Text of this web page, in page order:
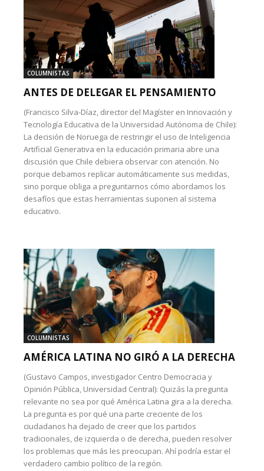
COLUMNISTAS
ANTES DE DELEGAR EL PENSAMIENTO
(Francisco Silva-Díaz, director del Magíster en Innovación y
Tecnología Educativa de la Universidad Autónoma de Chile):
La decisión de Noruega de restringir el uso de Inteligencia
Artificial Generativa en la educación primaria abre una
discusión que Chile debiera observar con atención. No
porque debamos replicar automáticamente sus medidas,
sino porque obliga a preguntarnos cómo abordamos los
desafíos que estas herramientas suponen al sistema
educativo.
COLUMNISTAS
AMÉRICA LATINA NO GIRÓ A LA DERECHA
(Gustavo Campos, investigador Centro Democracia y
Opinión Pública, Universidad Central): Quizás la pregunta
relevante no sea por qué América Latina gira a la derecha.
La pregunta es por qué una parte creciente de los
ciudadanos ha dejado de creer que los partidos
tradicionales, de izquierda o de derecha, pueden resolver
los problemas que más les preocupan. Ahí podría estar el
verdadero cambio político de la región.